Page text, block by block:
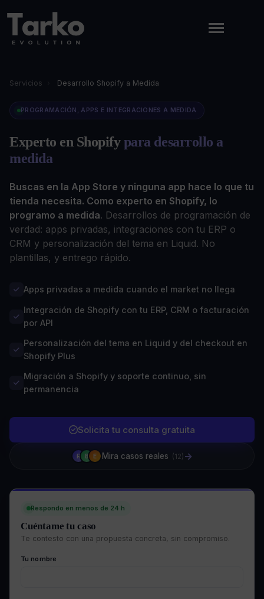
Servicios Desarrollo Shopify a Medida
PROGRAMACIÓN, APPS E INTEGRACIONES A MEDIDA
Experto en Shopifypara desarrollo a
medida
Buscas en la App Store y ninguna app hace lo que tu
tienda necesita. Como experto en Shopify, lo
programo a medida. Desarrollos de programación de
verdad: apps privadas, integraciones con tu ERP o
CRM y personalización del tema en Liquid. No
plantillas, y entrego rápido.
Apps privadas a medida cuando el market no llega
Integración de Shopify con tu ERP, CRM o facturación
por API
Personalización del tema en Liquid y del checkout en
Shopify Plus
Migración a Shopify y soporte continuo, sin
permanencia
Solicita tu consulta gratuita
R B E Mira casos reales (12) →
Respondo en menos de 24 h
Cuéntame tu caso
Te contesto con una propuesta concreta, sin compromiso.
Tu nombre